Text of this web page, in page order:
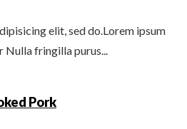
elit, sed do.Lorem ipsum
Nulla fringilla purus...
Pork